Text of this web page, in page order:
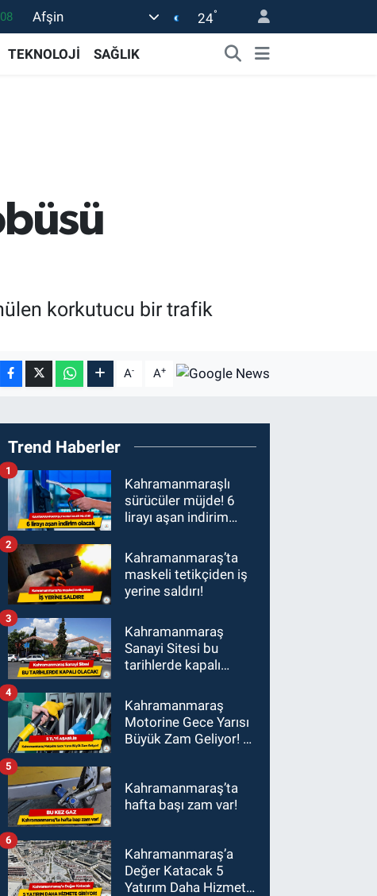
Afşin 24°
TEKNOLOJİ SAĞLIK
korkutucu bir trafik
A- A+
Trend Haberler
Kahramanmaraşlı
sürücüler müjde! 6
lirayı aşan indirim
1
Kahramanmaraş’ta
maskeli tetikçiden iş
yerine saldırı!
2
Kahramanmaraş
Sanayi Sitesi bu
tarihlerde kapalı
3
Kahramanmaraş
Motorine Gece Yarısı
Büyük Zam Geliyor! 5
4
Kahramanmaraş’ta
hafta başı zam var!
5
Kahramanmaraş’a
Değer Katacak 5
Yatırım Daha Hizmete
6